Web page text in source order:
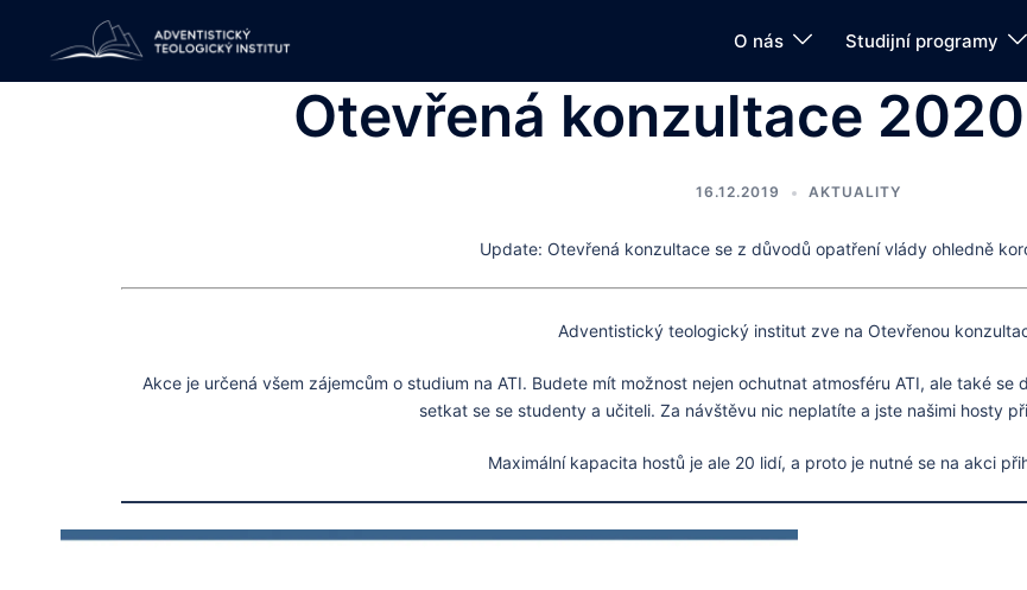
O nás Studijní programy
Otevřená konzultace
16.12.2019 AKTUALITY
Update: Otevřená konzultace se z důvodů opatření vlády ohledně
Adventistický teologický institut zve na Otevřenou
Akce je určená všem zájemcům o studium na ATI. Budete mít možnost nejen ochutnat atmosféru ATI, ale také
setkat se se studenty a učiteli. Za návštěvu nic neplatíte a jste našimi hosty
Maximální kapacita hostů je ale 20 lidí, a proto je nutné se na akci